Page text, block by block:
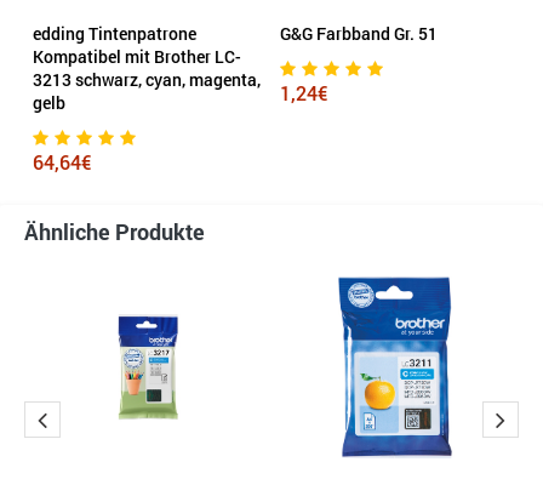
edding Tintenpatrone
Kompatibel mit Brother LC-
3213 schwarz, cyan, magenta,
gelb
64,64€
G&G Farbband Gr. 51
1,24€
Ähnliche Produkte